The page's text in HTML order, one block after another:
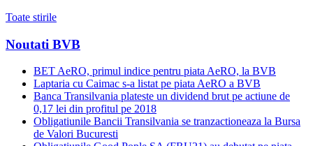
Toate stirile
Noutati BVB
BET AeRO, primul indice pentru piata AeRO, la BVB
Laptaria cu Caimac s-a listat pe piata AeRO a BVB
Banca Transilvania plateste un dividend brut pe actiune de
0,17 lei din profitul pe 2018
Obligatiunile Bancii Transilvania se tranzactioneaza la Bursa
de Valori Bucuresti